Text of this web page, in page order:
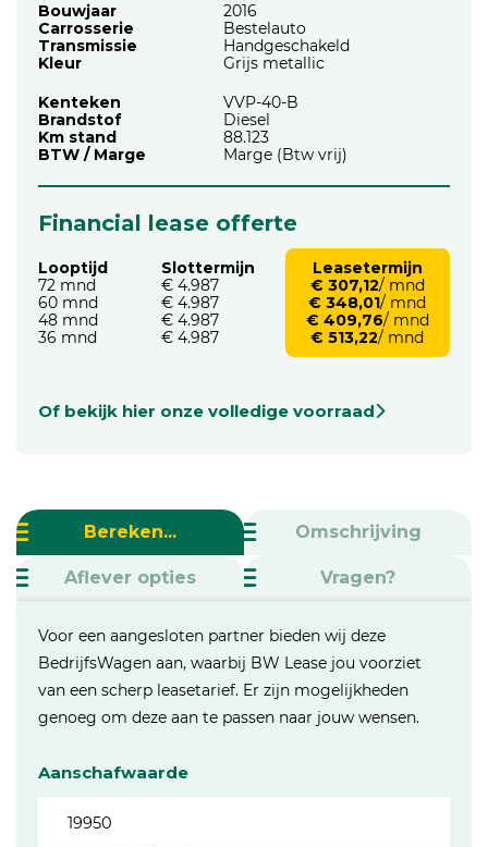
Bouwjaar
2016
Carrosserie
Bestelauto
Transmissie
Handgeschakeld
Kleur
Grijs metallic
Kenteken
VVP-40-B
Brandstof
Diesel
Km stand
88.123
BTW / Marge
Marge (Btw vrij)
Financial lease offerte
Looptijd
72 mnd
60 mnd
48 mnd
36 mnd
Slottermijn
€ 4.987
€ 4.987
€ 4.987
€ 4.987
Leasetermijn
€ 307,12/ mnd
€ 348,01/ mnd
€ 409,76/ mnd
€ 513,22/ mnd
Of bekijk hier onze volledige voorraad
Bereken... Omschrijving
Aflever opties Vragen?
Voor een aangesloten partner bieden wij deze
BedrijfsWagen aan, waarbij BW Lease jou voorziet
van een scherp leasetarief. Er zijn mogelijkheden
genoeg om deze aan te passen naar jouw wensen.
Aanschafwaarde